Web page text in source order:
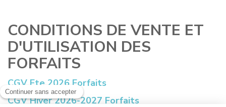
CONDITIONS DE VENTE ET
D'UTILISATION DES
FORFAITS
CGV Ete 2026 Forfaits
CGV Hiver 2026-2027 Forfaits